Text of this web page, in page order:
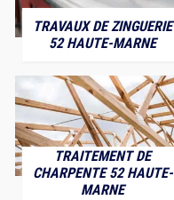
TRAVAUX DE ZINGUERIE
52 HAUTE-MARNE
TRAITEMENT DE
CHARPENTE 52 HAUTE-
MARNE